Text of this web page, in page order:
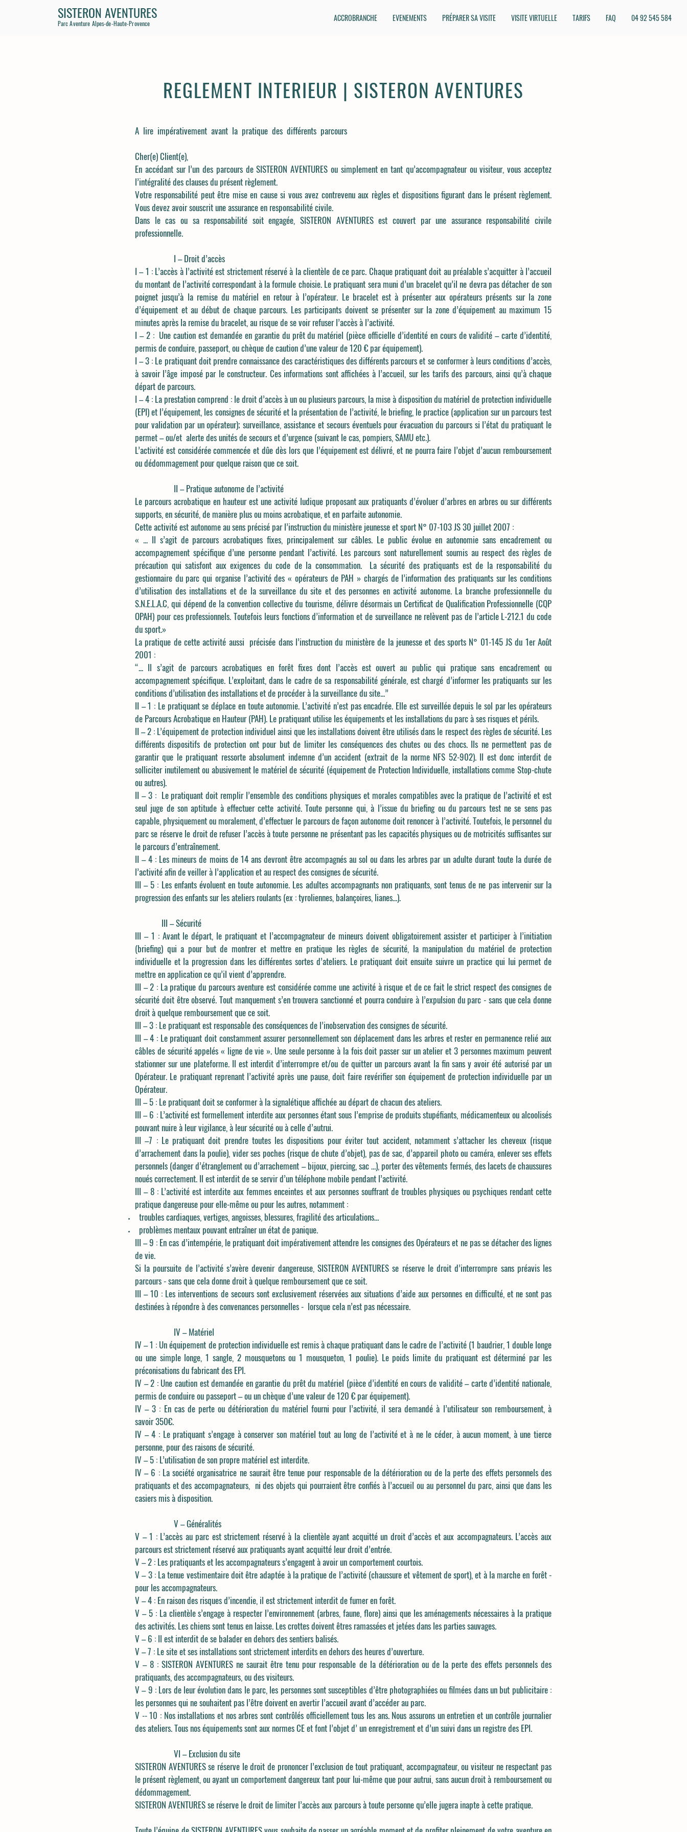
SISTERON AVENTURES
Parc Aventure Alpes-de-Haute-Provence
ACCROBRANCHE EVENEMENTS PRÉPARER SA VISITE VISITE VIRTUELLE TARIFS FAQ 04 92 545 584
REGLEMENT INTERIEUR | SISTERON AVENTURES
A lire impérativement avant la pratique des différents parcours
Cher(e) Client(e),
En accédant sur l’un des parcours de SISTERON AVENTURES ou simplement en tant qu’accompagnateur ou visiteur, vous acceptez
l’intégralité des clauses du présent règlement.
Votre responsabilité peut être mise en cause si vous avez contrevenu aux règles et dispositions figurant dans le présent règlement.
Vous devez avoir souscrit une assurance en responsabilité civile.
Dans le cas ou sa responsabilité soit engagée, SISTERON AVENTURES est couvert par une assurance responsabilité civile
professionnelle.
I – Droit d’accès
I – 1 : L’accès à l’activité est strictement réservé à la clientèle de ce parc. Chaque pratiquant doit au préalable s’acquitter à l’accueil
du montant de l’activité correspondant à la formule choisie. Le pratiquant sera muni d’un bracelet qu’il ne devra pas détacher de son
poignet jusqu’à la remise du matériel en retour à l’opérateur. Le bracelet est à présenter aux opérateurs présents sur la zone
d’équipement et au début de chaque parcours. Les participants doivent se présenter sur la zone d’équipement au maximum 15
minutes après la remise du bracelet, au risque de se voir refuser l’accès à l’activité.
I – 2 : Une caution est demandée en garantie du prêt du matériel (pièce officielle d’identité en cours de validité – carte d’identité,
permis de conduire, passeport, ou chèque de caution d’une valeur de 120 € par équipement).
I – 3 : Le pratiquant doit prendre connaissance des caractéristiques des différents parcours et se conformer à leurs conditions d’accès,
à savoir l’âge imposé par le constructeur. Ces informations sont affichées à l’accueil, sur les tarifs des parcours, ainsi qu’à chaque
départ de parcours.
I – 4 : La prestation comprend : le droit d’accès à un ou plusieurs parcours, la mise à disposition du matériel de protection individuelle
(EPI) et l’équipement, les consignes de sécurité et la présentation de l’activité, le briefing, le practice (application sur un parcours test
pour validation par un opérateur); surveillance, assistance et secours éventuels pour évacuation du parcours si l’état du pratiquant le
permet – ou/et alerte des unités de secours et d’urgence (suivant le cas, pompiers, SAMU etc.).
L’activité est considérée commencée et dûe dès lors que l’équipement est délivré, et ne pourra faire l’objet d’aucun remboursement
ou dédommagement pour quelque raison que ce soit.
II – Pratique autonome de l’activité
Le parcours acrobatique en hauteur est une activité ludique proposant aux pratiquants d’évoluer d’arbres en arbres ou sur différents
supports, en sécurité, de manière plus ou moins acrobatique, et en parfaite autonomie.
Cette activité est autonome au sens précisé par l’instruction du ministère jeunesse et sport N° 07-103 JS 30 juillet 2007 :
« ... Il s’agit de parcours acrobatiques fixes, principalement sur câbles. Le public évolue en autonomie sans encadrement ou
accompagnement spécifique d’une personne pendant l’activité. Les parcours sont naturellement soumis au respect des règles de
précaution qui satisfont aux exigences du code de la consommation. La sécurité des pratiquants est de la responsabilité du
gestionnaire du parc qui organise l’activité des « opérateurs de PAH » chargés de l’information des pratiquants sur les conditions
d’utilisation des installations et de la surveillance du site et des personnes en activité autonome. La branche professionnelle du
S.N.E.L.A.C, qui dépend de la convention collective du tourisme, délivre désormais un Certificat de Qualification Professionnelle (CQP
OPAH) pour ces professionnels. Toutefois leurs fonctions d’information et de surveillance ne relèvent pas de l’article L-212.1 du code
du sport.»
La pratique de cette activité aussi précisée dans l’instruction du ministère de la jeunesse et des sports N° 01-145 JS du 1er Août
2001 :
“... Il s’agit de parcours acrobatiques en forêt fixes dont l’accès est ouvert au public qui pratique sans encadrement ou
accompagnement spécifique. L’exploitant, dans le cadre de sa responsabilité générale, est chargé d’informer les pratiquants sur les
conditions d’utilisation des installations et de procéder à la surveillance du site...”
II – 1 : Le pratiquant se déplace en toute autonomie. L’activité n’est pas encadrée. Elle est surveillée depuis le sol par les opérateurs
de Parcours Acrobatique en Hauteur (PAH). Le pratiquant utilise les équipements et les installations du parc à ses risques et périls.
II – 2 : L’équipement de protection individuel ainsi que les installations doivent être utilisés dans le respect des règles de sécurité. Les
différents dispositifs de protection ont pour but de limiter les conséquences des chutes ou des chocs. Ils ne permettent pas de
garantir que le pratiquant ressorte absolument indemne d’un accident (extrait de la norme NFS 52-902). Il est donc interdit de
solliciter inutilement ou abusivement le matériel de sécurité (équipement de Protection Individuelle, installations comme Stop-chute
ou autres).
II – 3 : Le pratiquant doit remplir l’ensemble des conditions physiques et morales compatibles avec la pratique de l’activité et est
seul juge de son aptitude à effectuer cette activité. Toute personne qui, à l’issue du briefing ou du parcours test ne se sens pas
capable, physiquement ou moralement, d’effectuer le parcours de façon autonome doit renoncer à l’activité. Toutefois, le personnel du
parc se réserve le droit de refuser l’accès à toute personne ne présentant pas les capacités physiques ou de motricités suffisantes sur
le parcours d’entraînement.
II – 4 : Les mineurs de moins de 14 ans devront être accompagnés au sol ou dans les arbres par un adulte durant toute la durée de
l’activité afin de veiller à l’application et au respect des consignes de sécurité.
III – 5 : Les enfants évoluent en toute autonomie. Les adultes accompagnants non pratiquants, sont tenus de ne pas intervenir sur la
progression des enfants sur les ateliers roulants (ex : tyroliennes, balançoires, lianes…).
III – Sécurité
III – 1 : Avant le départ, le pratiquant et l’accompagnateur de mineurs doivent obligatoirement assister et participer à l’initiation
(briefing) qui a pour but de montrer et mettre en pratique les règles de sécurité, la manipulation du matériel de protection
individuelle et la progression dans les différentes sortes d’ateliers. Le pratiquant doit ensuite suivre un practice qui lui permet de
mettre en application ce qu’il vient d’apprendre.
III – 2 : La pratique du parcours aventure est considérée comme une activité à risque et de ce fait le strict respect des consignes de
sécurité doit être observé. Tout manquement s’en trouvera sanctionné et pourra conduire à l’expulsion du parc - sans que cela donne
droit à quelque remboursement que ce soit.
III – 3 : Le pratiquant est responsable des conséquences de l’inobservation des consignes de sécurité.
III – 4 : Le pratiquant doit constamment assurer personnellement son déplacement dans les arbres et rester en permanence relié aux
câbles de sécurité appelés « ligne de vie ». Une seule personne à la fois doit passer sur un atelier et 3 personnes maximum peuvent
stationner sur une plateforme. Il est interdit d’interrompre et/ou de quitter un parcours avant la fin sans y avoir été autorisé par un
Opérateur. Le pratiquant reprenant l’activité après une pause, doit faire revérifier son équipement de protection individuelle par un
Opérateur.
III – 5 : Le pratiquant doit se conformer à la signalétique affichée au départ de chacun des ateliers.
III – 6 : L’activité est formellement interdite aux personnes étant sous l’emprise de produits stupéfiants, médicamenteux ou alcoolisés
pouvant nuire à leur vigilance, à leur sécurité ou à celle d’autrui.
III –7 : Le pratiquant doit prendre toutes les dispositions pour éviter tout accident, notamment s’attacher les cheveux (risque
d’arrachement dans la poulie), vider ses poches (risque de chute d’objet), pas de sac, d’appareil photo ou caméra, enlever ses effets
personnels (danger d’étranglement ou d’arrachement – bijoux, piercing, sac …), porter des vêtements fermés, des lacets de chaussures
noués correctement. Il est interdit de se servir d’un téléphone mobile pendant l’activité.
III – 8 : L’activité est interdite aux femmes enceintes et aux personnes souffrant de troubles physiques ou psychiques rendant cette
pratique dangereuse pour elle-même ou pour les autres, notamment :
troubles cardiaques, vertiges, angoisses, blessures, fragilité des articulations…
problèmes mentaux pouvant entraîner un état de panique.
III – 9 : En cas d’intempérie, le pratiquant doit impérativement attendre les consignes des Opérateurs et ne pas se détacher des lignes
de vie.
Si la poursuite de l’activité s’avère devenir dangereuse, SISTERON AVENTURES se réserve le droit d’interrompre sans préavis les
parcours - sans que cela donne droit à quelque remboursement que ce soit.
III – 10 : Les interventions de secours sont exclusivement réservées aux situations d’aide aux personnes en difficulté, et ne sont pas
destinées à répondre à des convenances personnelles - lorsque cela n’est pas nécessaire.
IV – Matériel
IV – 1 : Un équipement de protection individuelle est remis à chaque pratiquant dans le cadre de l’activité (1 baudrier, 1 double longe
ou une simple longe, 1 sangle, 2 mousquetons ou 1 mousqueton, 1 poulie). Le poids limite du pratiquant est déterminé par les
préconisations du fabricant des EPI.
IV – 2 : Une caution est demandée en garantie du prêt du matériel (pièce d’identité en cours de validité – carte d’identité nationale,
permis de conduire ou passeport – ou un chèque d’une valeur de 120 € par équipement).
IV – 3 : En cas de perte ou détérioration du matériel fourni pour l’activité, il sera demandé à l’utilisateur son remboursement, à
savoir 350€.
IV – 4 : Le pratiquant s’engage à conserver son matériel tout au long de l’activité et à ne le céder, à aucun moment, à une tierce
personne, pour des raisons de sécurité.
IV – 5 : L’utilisation de son propre matériel est interdite.
IV – 6 : La société organisatrice ne saurait être tenue pour responsable de la détérioration ou de la perte des effets personnels des
pratiquants et des accompagnateurs, ni des objets qui pourraient être confiés à l’accueil ou au personnel du parc, ainsi que dans les
casiers mis à disposition.
V – Généralités
V – 1 : L’accès au parc est strictement réservé à la clientèle ayant acquitté un droit d’accès et aux accompagnateurs. L’accès aux
parcours est strictement réservé aux pratiquants ayant acquitté leur droit d’entrée.
V – 2 : Les pratiquants et les accompagnateurs s’engagent à avoir un comportement courtois.
V – 3 : La tenue vestimentaire doit être adaptée à la pratique de l’activité (chaussure et vêtement de sport), et à la marche en forêt -
pour les accompagnateurs.
V – 4 : En raison des risques d’incendie, il est strictement interdit de fumer en forêt.
V – 5 : La clientèle s’engage à respecter l’environnement (arbres, faune, flore) ainsi que les aménagements nécessaires à la pratique
des activités. Les chiens sont tenus en laisse. Les crottes doivent êtres ramassées et jetées dans les parties sauvages.
V – 6 : Il est interdit de se balader en dehors des sentiers balisés.
V – 7 : Le site et ses installations sont strictement interdits en dehors des heures d’ouverture.
V – 8 : SISTERON AVENTURES ne saurait être tenu pour responsable de la détérioration ou de la perte des effets personnels des
pratiquants, des accompagnateurs, ou des visiteurs.
V – 9 : Lors de leur évolution dans le parc, les personnes sont susceptibles d’être photographiées ou filmées dans un but publicitaire :
les personnes qui ne souhaitent pas l’être doivent en avertir l’accueil avant d’accéder au parc.
V -- 10 : Nos installations et nos arbres sont contrôlés officiellement tous les ans. Nous assurons un entretien et un contrôle journalier
des ateliers. Tous nos équipements sont aux normes CE et font l’objet d’ un enregistrement et d’un suivi dans un registre des EPI.
VI – Exclusion du site
SISTERON AVENTURES se réserve le droit de prononcer l’exclusion de tout pratiquant, accompagnateur, ou visiteur ne respectant pas
le présent règlement, ou ayant un comportement dangereux tant pour lui-même que pour autrui, sans aucun droit à remboursement ou
dédommagement.
SISTERON AVENTURES se réserve le droit de limiter l’accès aux parcours à toute personne qu’elle jugera inapte à cette pratique.